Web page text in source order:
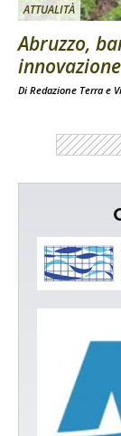
ATTUALITÀ
Abruzzo,
Di Redazione Terra e